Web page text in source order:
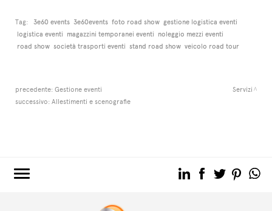
Tag: 3e60 events 3e60events foto road show gestione logistica eventi
logistica eventi magazzini temporanei eventi noleggio mezzi eventi
road show società trasporti eventi stand road show veicolo road tour
precedente: Gestione eventi
successivo: Allestimenti e scenografie
Servizi